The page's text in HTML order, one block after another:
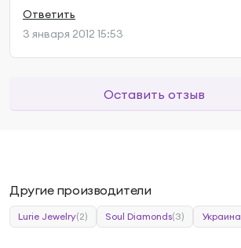
Ответить
3 января 2012 15:53
Оставить отзыв
Другие производители
Lurie Jewelry(2) Soul Diamonds(3) Украина